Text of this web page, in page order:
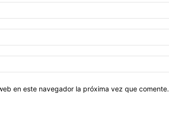
en este navegador la próxima vez que comente.